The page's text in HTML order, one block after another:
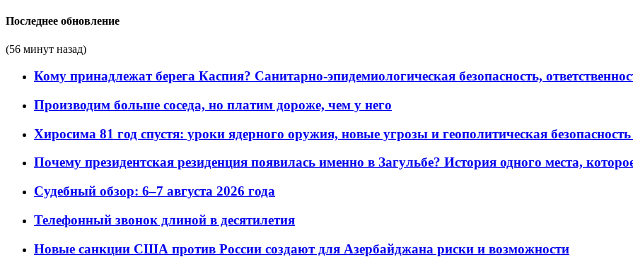
Последнее обновление
(56 минут назад)
Кому принадлежат берега Каспия? Санитарно-эпидемиологическая безопасность,
Производим больше соседа, но платим дороже, чем у него
Хиросима 81 год спустя: уроки ядерного оружия, новые угрозы и геополитическая
Почему президентская резиденция появилась именно в Загульбе? История одного места,
Судебный обзор: 6–7 августа 2026 года
Телефонный звонок длиной в десятилетия
Новые санкции США против России создают для Азербайджана риски и возможности